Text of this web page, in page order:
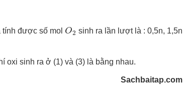
tính được số mol O2
O
sinh ra lần lượt là : 0,5n, 1,5n
oxi sinh ra ở (1) và (3) là bằng nhau.
Sachbaitap.com